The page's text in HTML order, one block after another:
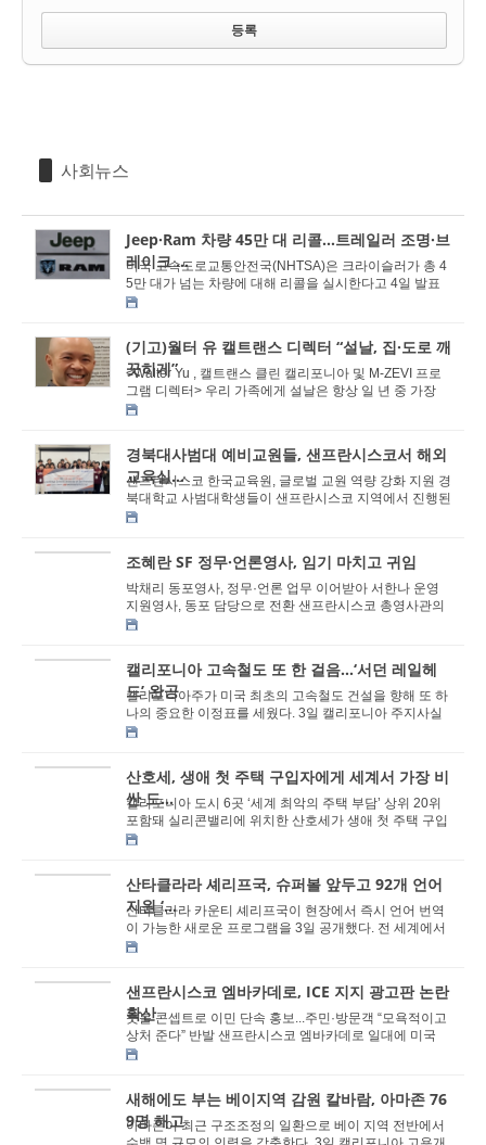
사회뉴스
Jeep·Ram 차량 45만 대 리콜…트레일러 조명·브
레이크 ...
미국 고속도로교통안전국(NHTSA)은 크라이슬러가 총 4
5만 대가 넘는 차량에 대해 리콜을 실시한다고 4일 발표
했다. NHTSA에 따르면 이번 리콜 대상은 2024-2026 ...
(기고)월터 유 캘트랜스 디렉터 “설날, 집·도로 깨
끗히게”
<Walter Yu , 캘트랜스 클린 캘리포니아 및 M-ZEVI 프로
그램 디렉터> 우리 가족에게 설날은 항상 일 년 중 가장
의미 있는 시간 중 하나였습니다. 우리는 저녁 ...
경북대사범대 예비교원들, 샌프란시스코서 해외
교육실...
샌프란시스코 한국교육원, 글로벌 교원 역량 강화 지원 경
북대학교 사범대학생들이 샌프란시스코 지역에서 진행된
‘해외교육실습 및 교육봉사 프로그램&rs...
조혜란 SF 정무·언론영사, 임기 마치고 귀임
박채리 동포영사, 정무·언론 업무 이어받아 서한나 운영
지원영사, 동포 담당으로 전환 샌프란시스코 총영사관의
조혜란(사진) 정무⸳언론영사가 2년 6개월...
캘리포니아 고속철도 또 한 걸음…‘서던 레일헤
드’ 완공
캘리포니아주가 미국 최초의 고속철도 건설을 향해 또 하
나의 중요한 이정표를 세웠다. 3일 캘리포니아 주지사실
의 보도자료에 따르면 개빈 뉴섬 주지사는 이날 ...
산호세, 생애 첫 주택 구입자에게 세계서 가장 비
싼 도...
캘리포니아 도시 6곳 ‘세계 최악의 주택 부담’ 상위 20위
포함돼 실리콘밸리에 위치한 산호세가 생애 첫 주택 구입
자에게 세계에서 가장 집을 사기 ...
산타클라라 셰리프국, 슈퍼볼 앞두고 92개 언어
지원 ‘...
산타클라라 카운티 셰리프국이 현장에서 즉시 언어 번역
이 가능한 새로운 프로그램을 3일 공개했다. 전 세계에서
수많은 방문객이 베이 지역으로 몰려드는 슈퍼...
샌프란시스코 엠바카데로, ICE 지지 광고판 논란
확산
풋볼 콘셉트로 이민 단속 홍보...주민·방문객 “모욕적이고
상처 준다” 반발 샌프란시스코 엠바카데로 일대에 미국
이민세관단속국(ICE)의 강...
새해에도 부는 베이지역 감원 칼바람, 아마존 76
9명 해고
아마존이 최근 구조조정의 일환으로 베이 지역 전반에서